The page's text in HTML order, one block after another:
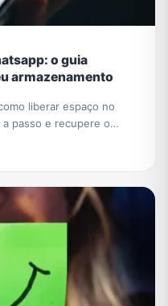
o guia
armazenamento
liberar espaço no
passo e recupere o